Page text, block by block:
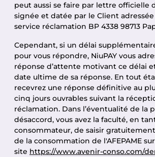
peut aussi se faire par lettre officielle
signée et datée par le Client adressée
service réclamation BP 4338 98713
Cependant, si un délai
pour vous répondre, NiuPAY vous
réponse d’attente motivant ce délai
date ultime de sa réponse. En tout
recevrez une réponse définitive au
cinq jours ouvrables suivant la
réclamation. Dans l’éventualité de la
désaccord, vous avez la faculté, en
consommateur, de saisir
de la consommation de l'AFEPAME
site https://www.avenir-conso.com/